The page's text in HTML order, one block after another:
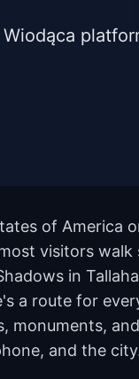
Wiodąca
of
visitors
in
a route for
monuments,
and the